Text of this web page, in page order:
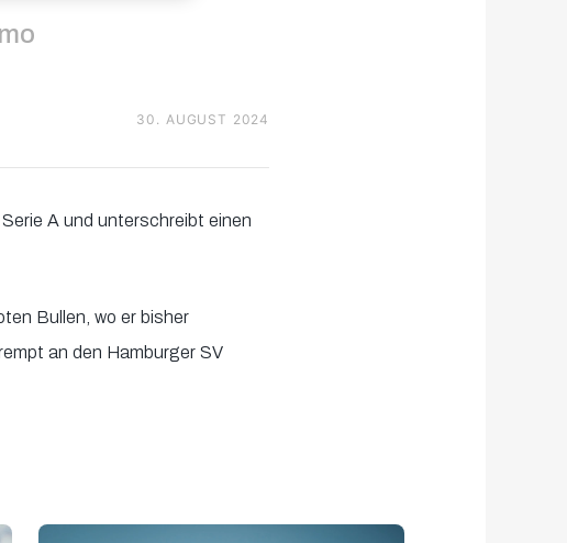
30. AUGUST 2024
A und unterschreibt einen
Bullen, wo er bisher
an den Hamburger SV